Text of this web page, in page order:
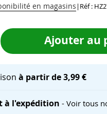
en magasins | Réf :
Ajouter au
à partir de 3,99 €
à l'expédition- Voir tous